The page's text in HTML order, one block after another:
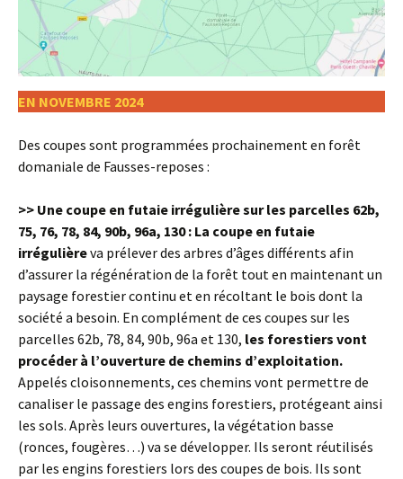
EN NOVEMBRE 2024
Des coupes sont programmées prochainement en forêt
domaniale de Fausses-reposes :
>> Une coupe en futaie irrégulière sur les parcelles 62b,
75, 76, 78, 84, 90b, 96a, 130 : La coupe en futaie
irrégulièreva prélever des arbres d’âges différents afin
d’assurer la régénération de la forêt tout en maintenant un
paysage forestier continu et en récoltant le bois dont la
société a besoin. En complément de ces coupes sur les
parcelles 62b, 78, 84, 90b, 96a et 130, les forestiers vont
procéder à l’ouverture de chemins d’exploitation.
Appelés cloisonnements, ces chemins vont permettre de
canaliser le passage des engins forestiers, protégeant ainsi
les sols. Après leurs ouvertures, la végétation basse
(ronces, fougères…) va se développer. Ils seront réutilisés
par les engins forestiers lors des coupes de bois. Ils sont